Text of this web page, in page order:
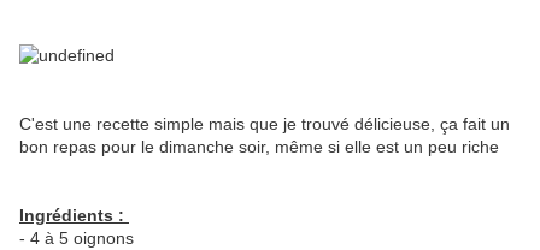
C'est une recette simple mais que je trouvé délicieuse, ça fait un
bon repas pour le dimanche soir, même si elle est un peu riche
Ingrédients :
- 4 à 5 oignons